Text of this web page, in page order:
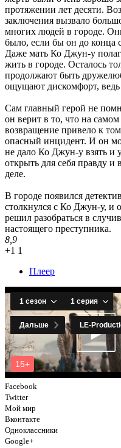
протяжении лет десяти.
заключения вызвало
многих людей в городе.
было, если бы он до конца
Даже мать Ко Джун-у
жить в городе. Осталось
продолжают быть
ощущают дискомфорт,
Сам главный герой не
он верит в то, что на
возвращение привело к
опасный инцидент. И он
не дало Ко Джун-у взять и
открыть для себя правду
деле.
В городе появился
столкнулся с Ко Джун-у, и
решил разобраться в
настоящего преступника.
8,9
+1 1
Плеер
Facebook
Twitter
Мой мир
Вконтакте
Одноклассники
Google+